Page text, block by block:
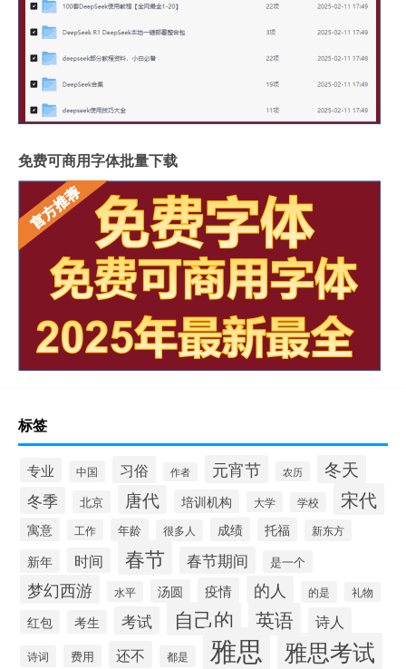
免费可商用字体批量下载
标签
专业 中国 习俗 作者 元宵节 农历 冬天
冬季 北京 唐代 培训机构 大学 学校 宋代
寓意 工作 年龄 很多人 成绩 托福 新东方
新年 时间 春节 春节期间 是一个
梦幻西游 水平 汤圆 疫情 的人 的是 礼物
红包 考生 考试 自己的 英语 诗人
诗词 费用 还不 都是 雅思 雅思考试